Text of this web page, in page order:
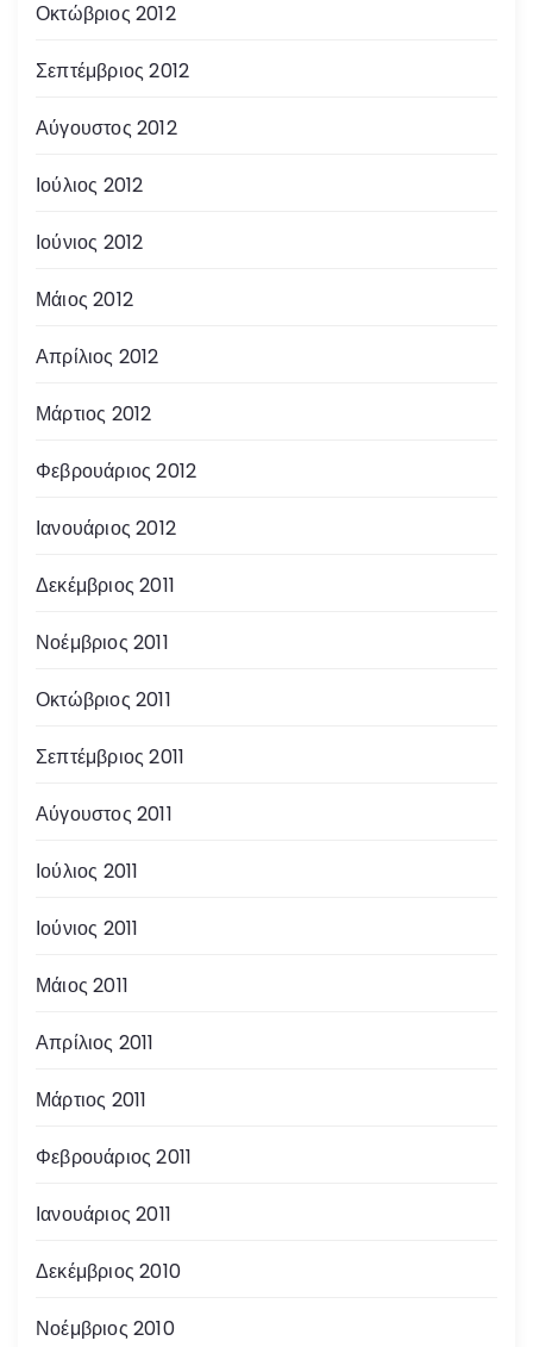
Οκτώβριος 2012
Σεπτέμβριος 2012
Αύγουστος 2012
Ιούλιος 2012
Ιούνιος 2012
Μάιος 2012
Απρίλιος 2012
Μάρτιος 2012
Φεβρουάριος 2012
Ιανουάριος 2012
Δεκέμβριος 2011
Νοέμβριος 2011
Οκτώβριος 2011
Σεπτέμβριος 2011
Αύγουστος 2011
Ιούλιος 2011
Ιούνιος 2011
Μάιος 2011
Απρίλιος 2011
Μάρτιος 2011
Φεβρουάριος 2011
Ιανουάριος 2011
Δεκέμβριος 2010
Νοέμβριος 2010